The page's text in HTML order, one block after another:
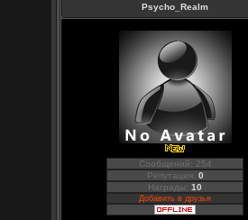
Psycho_Realm
Сообщений: 254
Репутация: 0
Награды:10
Добавить в друзья